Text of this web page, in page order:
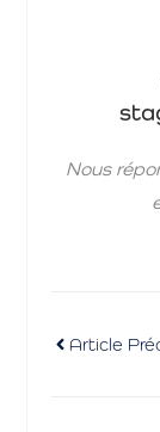
Nous
Article